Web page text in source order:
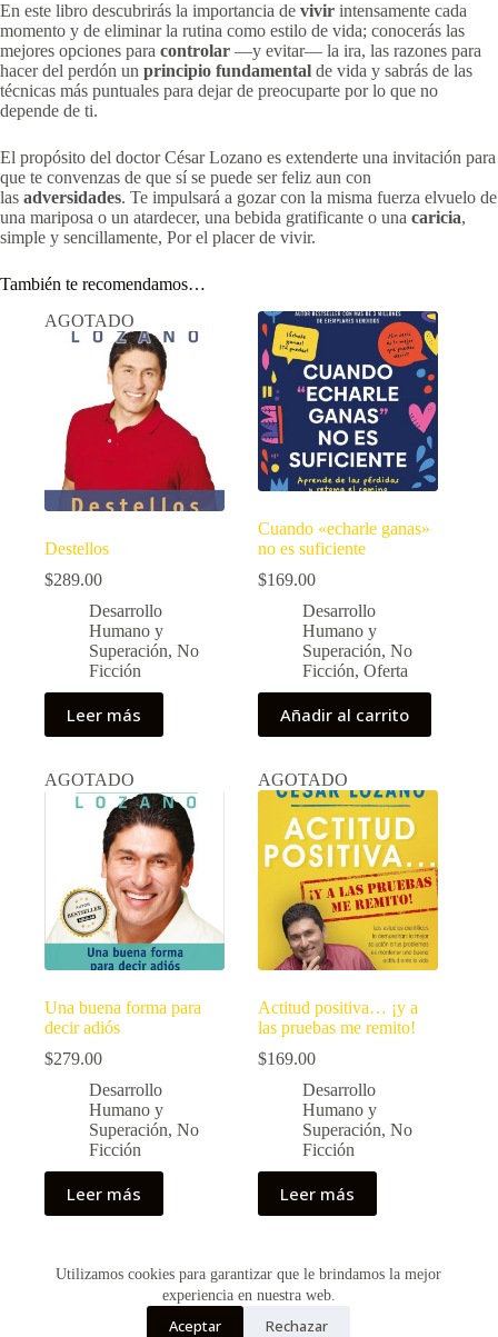
Utilizamos cookies para garantizar que le brindamos la mejor
experiencia en nuestra web.
Aceptar Rechazar
En este libro descubrirás la importancia de vivir intensamente cada
momento y de eliminar la rutina como estilo de vida; conocerás las
mejores opciones para controlar —y evitar— la ira, las razones para
hacer del perdón un principio fundamental de vida y sabrás de las
técnicas más puntuales para dejar de preocuparte por lo que no
depende de ti.
El propósito del doctor César Lozano es extenderte una invitación para
que te convenzas de que sí se puede ser feliz aun con
las adversidades. Te impulsará a gozar con la misma fuerza elvuelo de
una mariposa o un atardecer, una bebida gratificante o una caricia,
simple y sencillamente, Por el placer de vivir.
También te recomendamos…
AGOTADO
Destellos
$289.00
Desarrollo
Humano y
Superación, No
Ficción
Leer más
Cuando «echarle ganas»
no es suficiente
$169.00
Desarrollo
Humano y
Superación,No
Ficción,Oferta
Añadir al carrito
AGOTADO
Una buena forma para
decir adiós
$279.00
Desarrollo
Humano y
Superación, No
Ficción
Leer más
AGOTADO
Actitud positiva… ¡y a
las pruebas me remito!
$169.00
Desarrollo
Humano y
Superación,No
Ficción
Leer más
Copyright © 2026 - Creado por Historias de Bolsillo